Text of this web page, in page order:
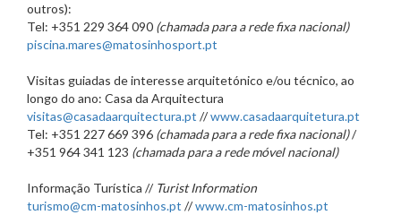
outros):
Tel: +351 229 364 090 (chamada para a rede fixa nacional)
piscina.mares@matosinhosport.pt
Visitas guiadas de interesse arquitetónico e/ou técnico, ao
longo do ano: Casa da Arquitectura
visitas@casadaarquitectura.pt //www.casadaarquitetura.pt
Tel: +351 227 669 396 (chamada para a rede fixa nacional)/
+351 964 341 123 (chamada para a rede móvel nacional)
Informação Turística // Turist Information
turismo@cm-matosinhos.pt //www.cm-matosinhos.pt